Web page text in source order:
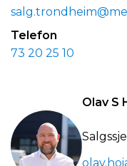
Telefon
73 20 25 10
Olav S